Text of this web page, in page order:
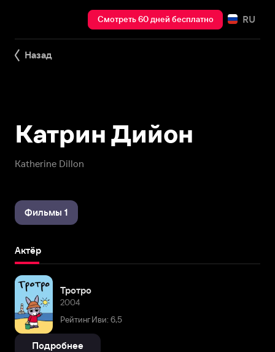
Смотреть 60 дней бесплатно RU
Назад
Katherine Dillon
Катрин Дийон
Фильмы 1
Актёр
Тротро
2004
Рейтинг Иви: 6,5
Подробнее